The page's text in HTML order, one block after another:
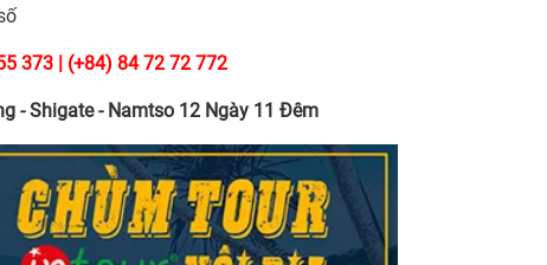
373 | (+84) 84 72 72 772
- Shigate - Namtso 12 Ngày 11 Đêm